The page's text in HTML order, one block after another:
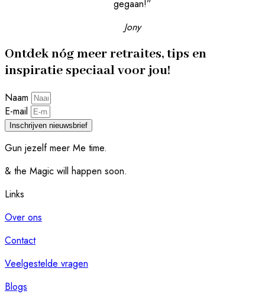
gegaan!”
Jony
Ontdek nóg meer retraites, tips en
inspiratie speciaal voor jou!
Naam
E-mail
Inschrijven nieuwsbrief
Gun jezelf meer Me time.​
& the Magic will happen soon.
Links
Over ons
Contact
Veelgestelde vragen
Blogs